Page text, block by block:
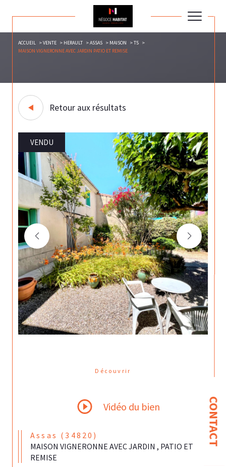
CONTACT
ACCUEIL VENTE HERAULT ASSAS MAISON
T5
MAISON VIGNERONNE AVEC JARDIN PATIO ET REMISE
Retour aux résultats
VENDU
Découvrir
Vidéo du bien
Assas (34820)
MAISON VIGNERONNE AVEC JARDIN , PATIO ET
REMISE